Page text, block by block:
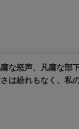
な怒声、凡庸な部
さは紛れもなく、私